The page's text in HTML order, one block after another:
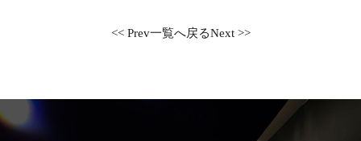
<< Prev一覧へ戻るNext >>